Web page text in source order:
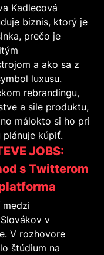
Kadlecová
biznis, ktorý je
prečo je
a ako sa z
luxusu.
rebrandingu,
a sile produktu,
málokto si ho pri
kúpiť.
JOBS:
s Twitterom
medzi
v
V rozhovore
štúdium na